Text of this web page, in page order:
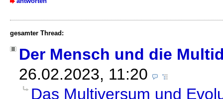
gesamter Thread:
Der Mensch und die
26.02.2023, 11:20
Das Multiversum und